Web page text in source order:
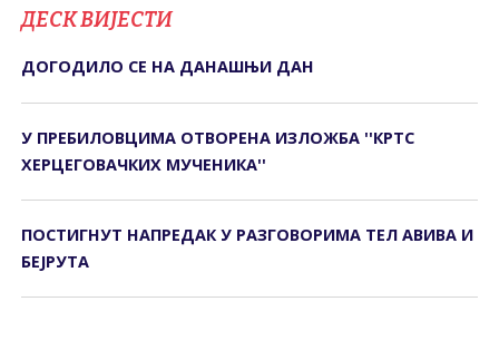
ДЕСК ВИЈЕСТИ
ДОГОДИЛО СЕ НА ДАНАШЊИ ДАН
У ПРЕБИЛОВЦИМА ОTВОРЕНА ИЗЛОЖБА ''КРTС
ХЕРЦЕГОВАЧКИХ МУЧЕНИКА''
ПОСТИГНУТ НАПРЕДАК У РАЗГОВОРИМА ТЕЛ АВИВА И
БЕЈРУТА